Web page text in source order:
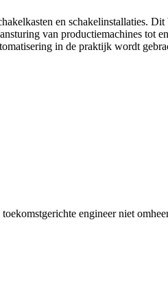
en schakelinstallaties.
van productiemachines tot
in de praktijk wordt
engineer niet